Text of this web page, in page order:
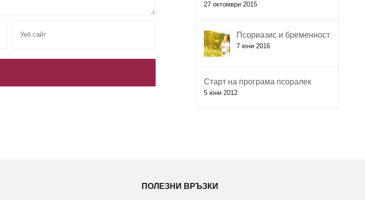
27 октомври 2015
Псориазис и бременност
7 юни 2016
Старт на програма псоралек
5 юни 2012
ПОЛЕЗНИ ВРЪЗКИ